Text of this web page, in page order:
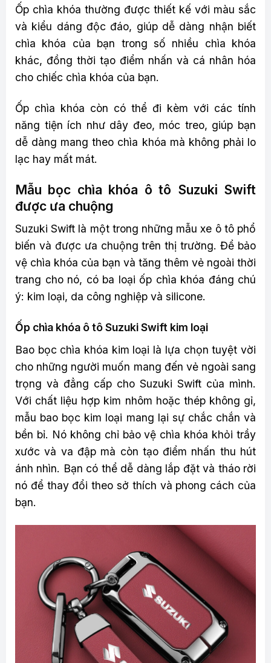
Ốp chìa khóa thường được thiết kế với màu sắc
và kiểu dáng độc đáo, giúp dễ dàng nhận biết
chìa khóa của bạn trong số nhiều chìa khóa
khác, đồng thời tạo điểm nhấn và cá nhân hóa
cho chiếc chìa khóa của bạn.
Ốp chìa khóa còn có thể đi kèm với các tính
năng tiện ích như dây đeo, móc treo, giúp bạn
dễ dàng mang theo chìa khóa mà không phải lo
lạc hay mất mát.
Mẫu bọc chìa khóa ô tô Suzuki Swift
được ưa chuộng
Suzuki Swift là một trong những mẫu xe ô tô phổ
biến và được ưa chuộng trên thị trường. Để bảo
vệ chìa khóa của bạn và tăng thêm vẻ ngoài thời
trang cho nó, có ba loại ốp chìa khóa đáng chú
ý: kim loại, da công nghiệp và silicone.
Ốp chìa khóa ô tô Suzuki Swift kim loại
Bao bọc chìa khóa kim loại là lựa chọn tuyệt vời
cho những người muốn mang đến vẻ ngoài sang
trọng và đẳng cấp cho Suzuki Swift của mình.
Với chất liệu hợp kim nhôm hoặc thép không gỉ,
mẫu bao bọc kim loại mang lại sự chắc chắn và
bền bỉ. Nó không chỉ bảo vệ chìa khóa khỏi trầy
xước và va đập mà còn tạo điểm nhấn thu hút
ánh nhìn. Bạn có thể dễ dàng lắp đặt và tháo rời
nó để thay đổi theo sở thích và phong cách của
bạn.